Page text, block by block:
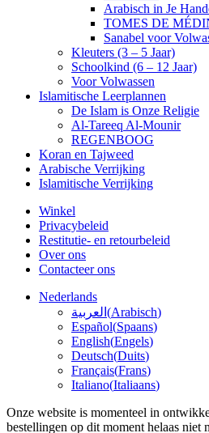
Arabisch in Je
TOMES DE
Sanabel voor
Kleuters (3 – 5 Jaar)
Schoolkind (6 – 12 Jaar)
Voor Volwassen
Islamitische Leerplannen
De Islam is Onze Religie
Al-Tareeq Al-Mounir
REGENBOOG
Koran en Tajweed
Arabische Verrijking
Islamitische Verrijking
Winkel
Privacybeleid
Restitutie- en retourbeleid
Over ons
Contacteer ons
Nederlands
العربية (Arabisch)
Español(Spaans)
English(Engels)
Deutsch(Duits)
Français(Frans)
Italiano(Italiaans)
Onze website is momenteel in
bestellingen op dit moment helaas niet